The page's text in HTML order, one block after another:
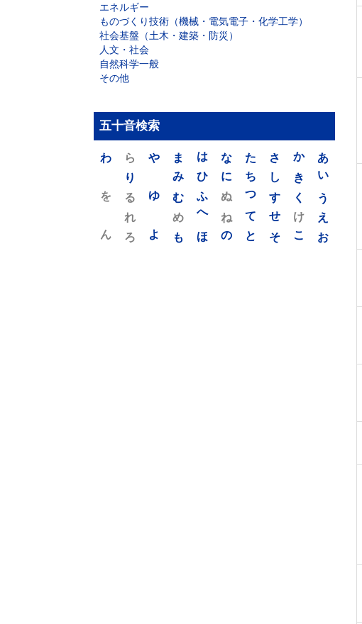
エネルギー
ものづくり技術（機械・電気電子・化学工学）
社会基盤（土木・建築・防災）
人文・社会
自然科学一般
その他
五十音検索
あ
い
う
え
お
か
き
く
け
こ
さ
し
す
せ
そ
た
ち
つ
て
と
な
に
ぬ
ね
の
は
ひ
ふ
へ
ほ
ま
み
む
め
も
や
ゆ
よ
ら
り
る
れ
ろ
わ
を
ん